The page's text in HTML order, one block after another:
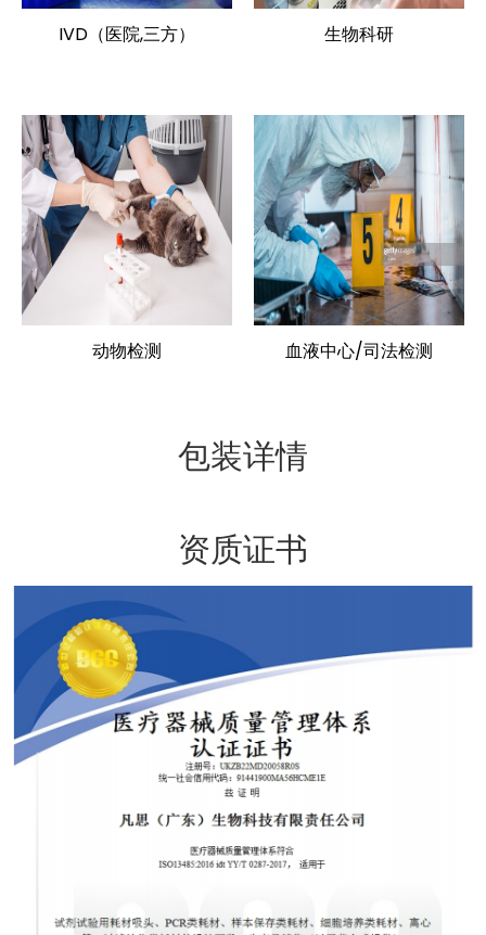
IVD（医院,三方） 生物科研
动物检测 血液中心/司法检测
包装详情
资质证书